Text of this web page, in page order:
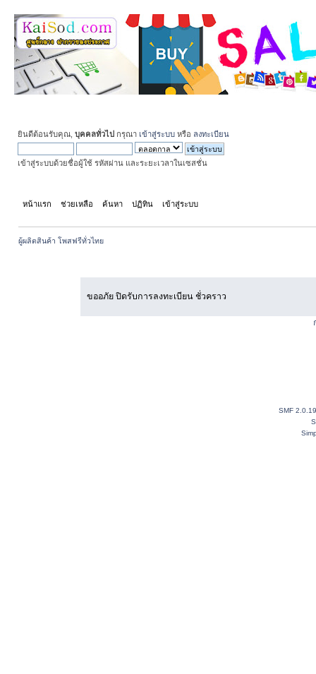
ยินดีต้อนรับคุณ, บุคคลทั่วไป กรุณา เข้าสู่ระบบ หรือ ลงทะเบียน
เข้าสู่ระบบด้วยชื่อผู้ใช้ รหัสผ่าน และระยะเวลาในเซสชั่น
หน้าแรก ช่วยเหลือ ค้นหา ปฏิทิน เข้าสู่ระบบ
ผู้ผลิตสินค้า โพสฟรีทั่วไทย
ขออภัย ปิดรับการลงทะเบียน ชั่วคราว
SMF 2.0.19